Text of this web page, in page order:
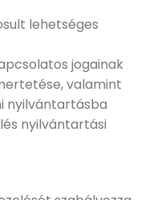
lehetséges
jogainak
valamint
nyilvántartásba
nyilvántartási